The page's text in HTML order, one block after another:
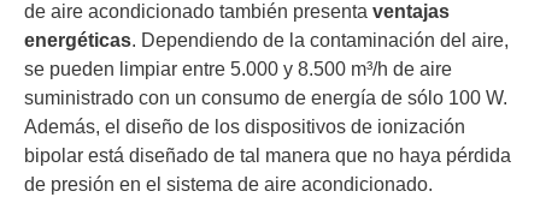
de aire acondicionado también presenta ventajas
energéticas. Dependiendo de la contaminación del aire,
se pueden limpiar entre 5.000 y 8.500 m³/h de aire
suministrado con un consumo de energía de sólo 100 W.
Además, el diseño de los dispositivos de ionización
bipolar está diseñado de tal manera que no haya pérdida
de presión en el sistema de aire acondicionado.